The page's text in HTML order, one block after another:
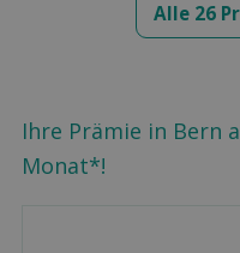
Alle 26
Ihre Prämie in Bern
Monat*!